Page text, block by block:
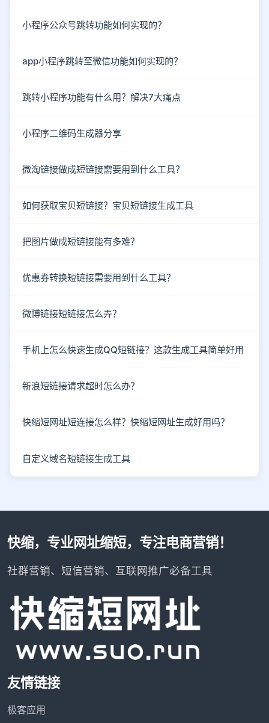
小程序公众号跳转功能如何实现的？
app小程序跳转至微信功能如何实现的？
跳转小程序功能有什么用？解决7大痛点
小程序二维码生成器分享
微淘链接做成短链接需要用到什么工具？
如何获取宝贝短链接？宝贝短链接生成工具
把图片做成短链接能有多难？
优惠券转换短链接需要用到什么工具？
微博链接短链接怎么弄？
手机上怎么快速生成QQ短链接？这款生成工具简单好用
新浪短链接请求超时怎么办？
快缩短网址短连接怎么样？快缩短网址生成好用吗？
自定义域名短链接生成工具
快缩，专业网址缩短，专注电商营销！
社群营销、短信营销、互联网推广必备工具
友情链接
极客应用